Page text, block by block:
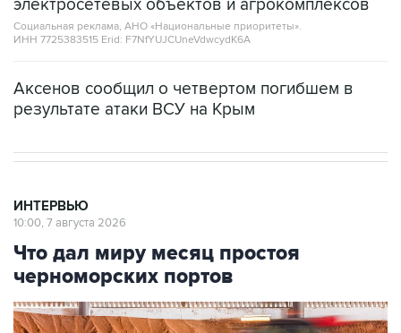
электросетевых объектов и агрокомплексов
Социальная реклама, АНО «Национальные приоритеты».
ИНН 7725383515 Erid: F7NfYUJCUneVdwcydK6A
Аксенов сообщил о четвертом погибшем в
результате атаки ВСУ на Крым
ИНТЕРВЬЮ
10:00, 7 августа 2026
Что дал миру месяц простоя
черноморских портов